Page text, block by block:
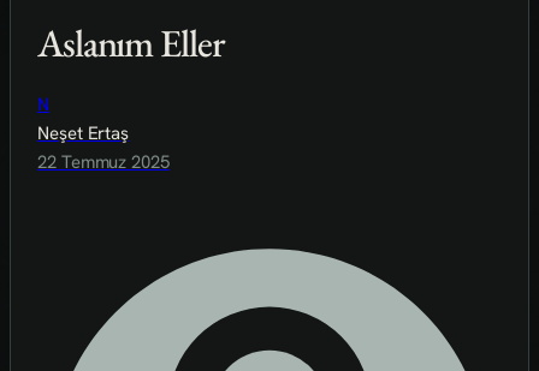
Aslanım Eller
N
Neşet Ertaş
22 Temmuz 2025